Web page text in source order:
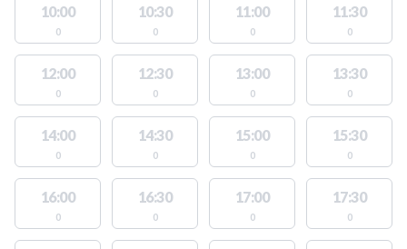
10:00
0
10:30
0
11:00
0
11:30
0
12:00
0
12:30
0
13:00
0
13:30
0
14:00
0
14:30
0
15:00
0
15:30
0
16:00
0
16:30
0
17:00
0
17:30
0